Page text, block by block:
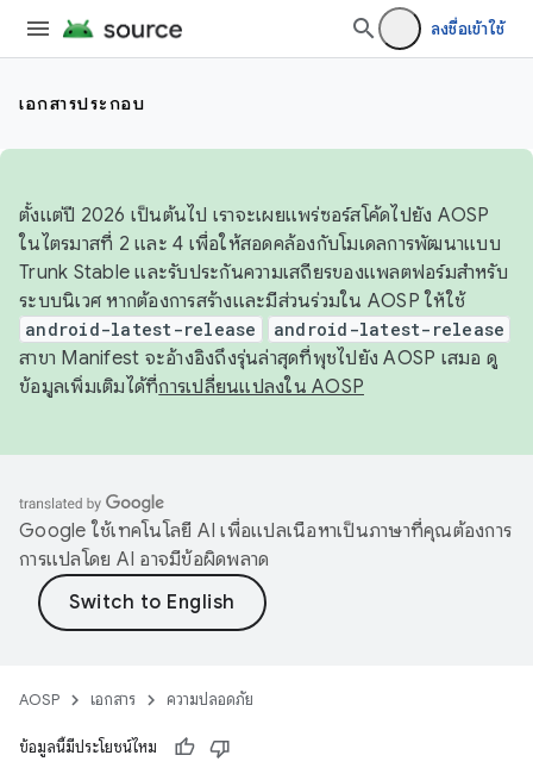
ลงชื่อเข้าใช้
เอกสารประกอบ
ตั้งแต่ปี 2026 เป็นต้นไป เราจะเผยแพร่ซอร์สโค้ดไปยัง AOSP
ในไตรมาสที่ 2 และ 4 เพื่อให้สอดคล้องกับโมเดลการพัฒนาแบบ
Trunk Stable และรับประกันความเสถียรของแพลตฟอร์มสำหรับ
ระบบนิเวศ หากต้องการสร้างและมีส่วนร่วมใน AOSP ให้ใช้
android-latest-release android-latest-release
สาขา Manifest จะอ้างอิงถึงรุ่นล่าสุดที่พุชไปยัง AOSP เสมอ ดู
ข้อมูลเพิ่มเติมได้ที่การเปลี่ยนแปลงใน AOSP
Google ใช้เทคโนโลยี AI เพื่อแปลเนื้อหาเป็นภาษาที่คุณต้องการ
การแปลโดย AI อาจมีข้อผิดพลาด
AOSP เอกสาร ความปลอดภัย
ข้อมูลนี้มีประโยชน์ไหม